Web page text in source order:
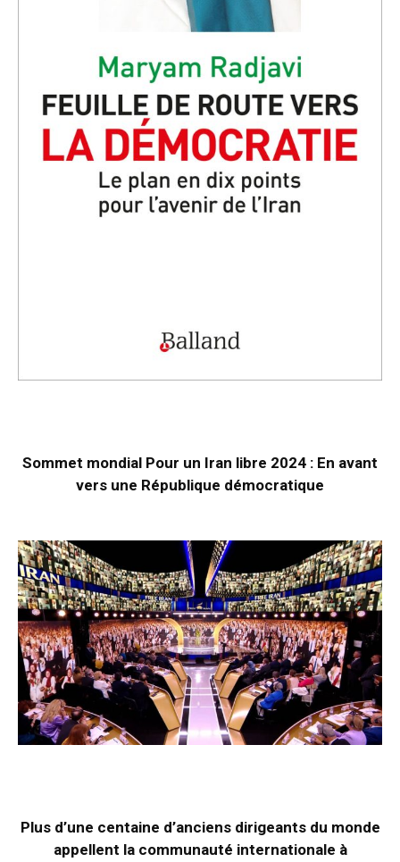
Sommet mondial Pour un Iran libre 2024 : En avant
vers une République démocratique
Plus d’une centaine d’anciens dirigeants du monde
appellent la communauté internationale à